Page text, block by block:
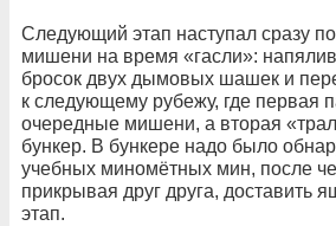
Следующий этап наступал сразу
мишени на время «гасли»:
бросок двух дымовых шашек и
к следующему рубежу, где первая
очередные мишени, а вторая
бункер. В бункере надо было
учебных миномётных мин, после
прикрывая друг друга, доставить
этап.